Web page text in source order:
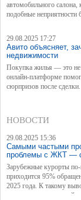
автомобильного
подобные неприятности
29.08.2025 17:27
Авито объясняет,
недвижимости
Покупка жилья — это не
онлайн-платформе
сюрпризов после сделки.
НОВОСТИ
29.08.2025 15:36
Самыми частыми
проблемы с ЖКТ —
Зарубежные курорты
приходится 95%
2025 года. К такому
происшествия с